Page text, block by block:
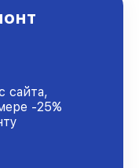
сайта,
-25%